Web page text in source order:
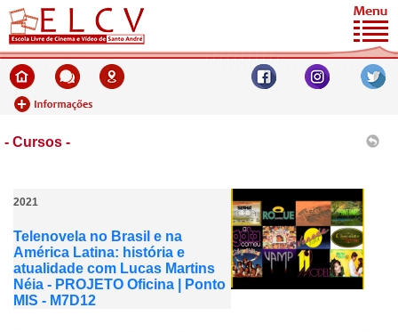
- Cursos -
2021
Telenovela no Brasil e na
América Latina: história e
atualidade com Lucas Martins
Néia - PROJETO Oficina | Ponto
MIS - M7D12